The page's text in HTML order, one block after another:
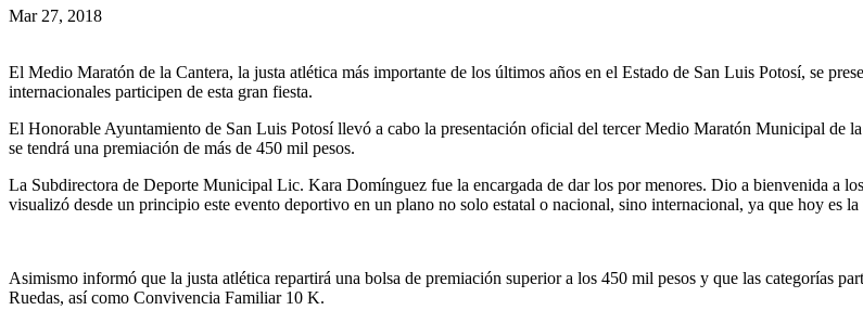
Mar 27, 2018
El Medio Maratón de la Cantera, la justa atlética más importante de los últimos años en el Estado de San Luis Potosí, se
internacionales participen de esta gran fiesta.
El Honorable Ayuntamiento de San Luis Potosí llevó a cabo la presentación oficial del tercer Medio Maratón Municipal de
se tendrá una premiación de más de 450 mil pesos.
La Subdirectora de Deporte Municipal Lic. Kara Domínguez fue la encargada de dar los por menores. Dio a bienvenida a
visualizó desde un principio este evento deportivo en un plano no solo estatal o nacional, sino internacional, ya que hoy es
Asimismo informó que la justa atlética repartirá una bolsa de premiación superior a los 450 mil pesos y que las categorías
Ruedas, así como Convivencia Familiar 10 K.